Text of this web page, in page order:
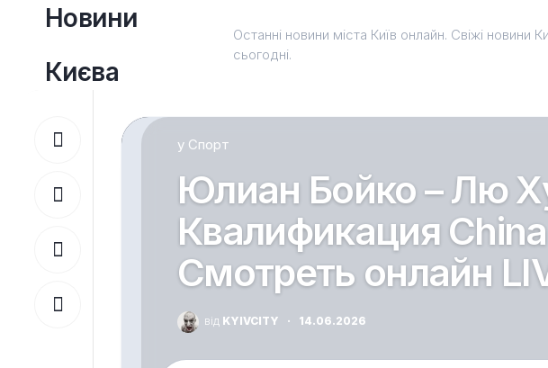
ПерейтиНовини
Києва
Останні новини міста Київ онлайн. Свіжі новини
сьогодні.
у Спорт
Юлиан Бойко – Лю
Квалификация
Смотреть онлайн
від KYIVCITY · 14.06.2026